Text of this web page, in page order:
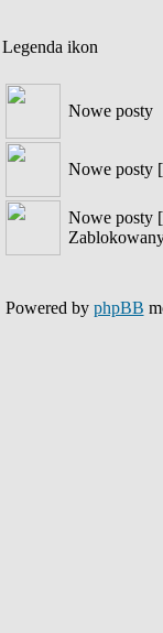
Legenda ikon
Nowe posty
Nowe posty
Nowe posty [
Powered by phpBB